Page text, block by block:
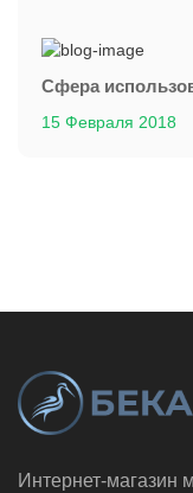
Сфера
15 Февраля 2018
Интернет-магазин